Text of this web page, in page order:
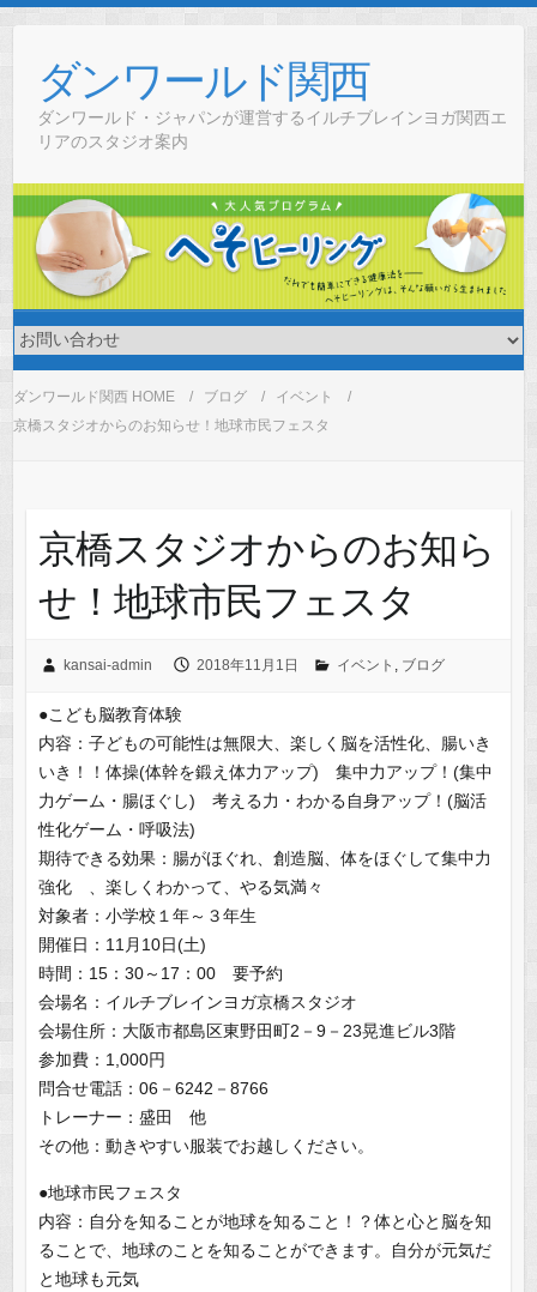
contentダンワールド関西
ダンワールド・ジャパンが運営するイルチブレインヨガ関西エ
リアのスタジオ案内
ダンワールド関西 HOME ブログ
イベント
京橋スタジオからのお知らせ！地球市民フェスタ
京橋スタジオからのお知ら
せ！地球市民フェスタ
kansai-admin 2018年11月1日 イベント ブログ
●こども脳教育体験
内容：子どもの可能性は無限大、楽しく脳を活性化、腸いき
いき！！体操(体幹を鍛え体力アップ) 集中力アップ！(集中
力ゲーム・腸ほぐし) 考える力・わかる自身アップ！(脳活
性化ゲーム・呼吸法)
期待できる効果：腸がほぐれ、創造脳、体をほぐして集中力
強化 、楽しくわかって、やる気満々
対象者：小学校１年～３年生
開催日：11月10日(土)
時間：15：30～17：00 要予約
会場名：イルチブレインヨガ京橋スタジオ
会場住所：大阪市都島区東野田町2－9－23晃進ビル3階
参加費：1,000円
問合せ電話：06－6242－8766
トレーナー：盛田 他
その他：動きやすい服装でお越しください。
●地球市民フェスタ
内容：自分を知ることが地球を知ること！？体と心と脳を知
ることで、地球のことを知ることができます。自分が元気だ
と地球も元気